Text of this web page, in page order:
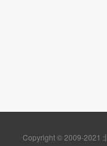
Copyright © 2009-2021